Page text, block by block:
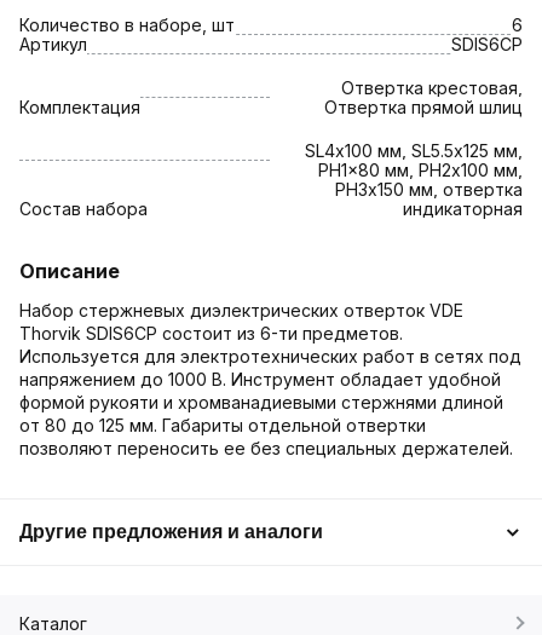
Количество в наборе, шт
6
Артикул
SDIS6CP
Комплектация
Отвертка крестовая,
Отвертка прямой шлиц
Состав набора
SL4х100 мм, SL5.5х125 мм,
PH1x80 мм, PH2х100 мм,
PH3х150 мм, отвертка
индикаторная
Описание
Набор стержневых диэлектрических отверток VDE
Thorvik SDIS6CP состоит из 6-ти предметов.
Используется для электротехнических работ в сетях под
напряжением до 1000 В. Инструмент обладает удобной
формой рукояти и хромванадиевыми стержнями длиной
от 80 до 125 мм. Габариты отдельной отвертки
позволяют переносить ее без специальных держателей.
Другие предложения и аналоги
Каталог